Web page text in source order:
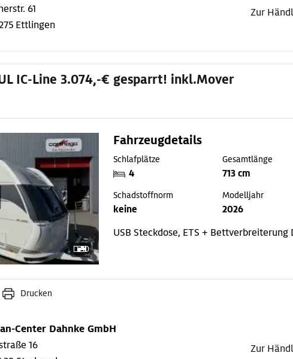
61
Ettlingen
Zur
IC-Line 3.074,-€ gesparrt! inkl.Mover
Fahrzeugdetails
Schlafplätze
4
Gesamtlänge
713 cm
Schadstoffnorm
keine
Modelljahr
2026
USB Steckdose, ETS + Bettverbreiterung
Drucken
Center Dahnke GmbH
16
Zur